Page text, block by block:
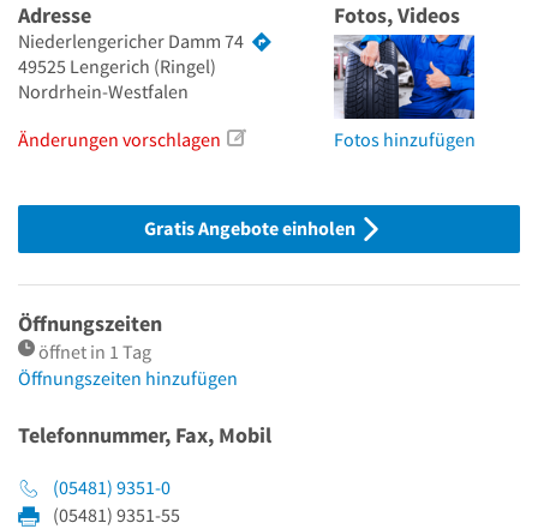
Adresse
Niederlengericher Damm 74
49525 Lengerich (Ringel)
Nordrhein-Westfalen
Änderungen vorschlagen
Fotos, Videos
Fotos hinzufügen
Gratis Angebote einholen
Öffnungszeiten
öffnet in 1 Tag
Öffnungszeiten hinzufügen
Telefonnummer, Fax, Mobil
(05481) 9351-0
(05481) 9351-55